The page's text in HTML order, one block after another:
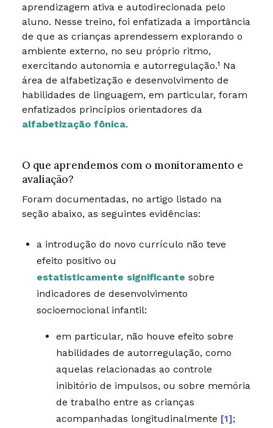
aprendizagem ativa e autodirecionada pelo
aluno. Nesse treino, foi enfatizada a importância
de que as crianças aprendessem explorando o
ambiente externo, no seu próprio ritmo,
exercitando autonomia e autorregulação.¹ Na
área de alfabetização e desenvolvimento de
habilidades de linguagem, em particular, foram
enfatizados princípios orientadores da
alfabetização fônica.
O que aprendemos com o monitoramento e
avaliação?
Foram documentadas, no artigo listado na
seção abaixo, as seguintes evidências:
a introdução do novo currículo não teve
efeito positivo ou
estatisticamente significante sobre
indicadores de desenvolvimento
socioemocional infantil:
em particular, não houve efeito sobre
habilidades de autorregulação, como
aquelas relacionadas ao controle
inibitório de impulsos, ou sobre memória
de trabalho entre as crianças
acompanhadas longitudinalmente [1];